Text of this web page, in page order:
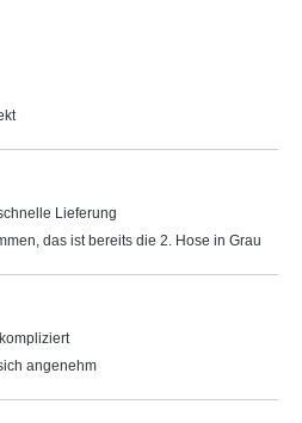
Lieferung
das ist bereits die 2. Hose in Grau
angenehm